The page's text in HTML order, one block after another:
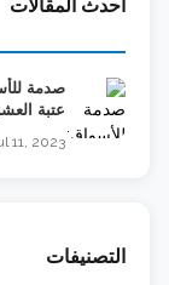
أحدث المقالات
صدمة
عتبة
11, 2023
التصنيفات